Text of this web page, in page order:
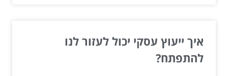
איך ייעוץ עסקי יכול לעזור לנו
להתפתח?